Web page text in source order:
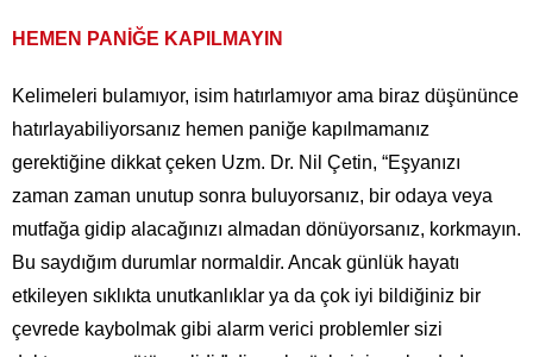
HEMEN PANİĞE KAPILMAYIN
Kelimeleri bulamıyor, isim hatırlamıyor ama biraz düşününce
hatırlayabiliyorsanız hemen paniğe kapılmamanız
gerektiğine dikkat çeken Uzm. Dr. Nil Çetin, “Eşyanızı
zaman zaman unutup sonra buluyorsanız, bir odaya veya
mutfağa gidip alacağınızı almadan dönüyorsanız, korkmayın.
Bu saydığım durumlar normaldir. Ancak günlük hayatı
etkileyen sıklıkta unutkanlıklar ya da çok iyi bildiğiniz bir
çevrede kaybolmak gibi alarm verici problemler sizi